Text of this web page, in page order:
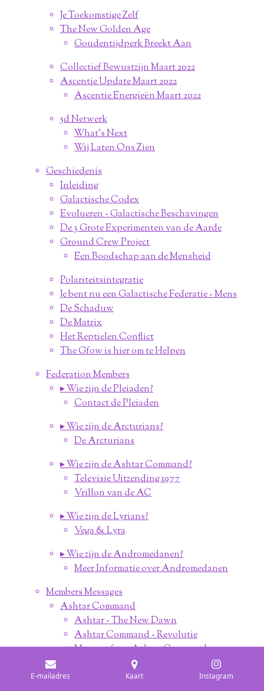
Je Toekomstige Zelf
The New Golden Age
Goudentijdperk Breekt Aan
Collectief Bewustzijn Maart 2022
Ascentie Update Maart 2022
Ascentie Energieën Maart 2022
5d Netwerk
What's Next
Wij Laten Ons Zien
Geschiedenis
Inleiding
Galactische Codex
Evolueren - Galactische Beschavingen
De 3 Grote Experimenten van de Aarde
Ground Crew Project
Een Boodschap aan de Mensheid
Polariteitsintegratie
Je bent nu een Galactische Federatie - Mens
De Schaduw
De Matrix
Het Reptielen Conflict
The Gfow is hier om te Helpen
Federation Members
▸ Wie zijn de Pleiaden?
Contact de Pleiaden
▸ Wie zijn de Arcturians?
De Arcturians
▸ Wie zijn de Ashtar Command?
Televisie Uitzending 1977
Vrillon van de AC
▸ Wie zijn de Lyrians?
Vega & Lyra
▸ Wie zijn de Andromedanen?
Meer Informatie over Andromedanen
Members Messages
Ashtar Command
Ashtar - The New Dawn
Ashtar Command - Revolutie
Message from Ashtar Command
Ashtar Update
Personal Message April 2021
E-mailadres Kaart Instagram